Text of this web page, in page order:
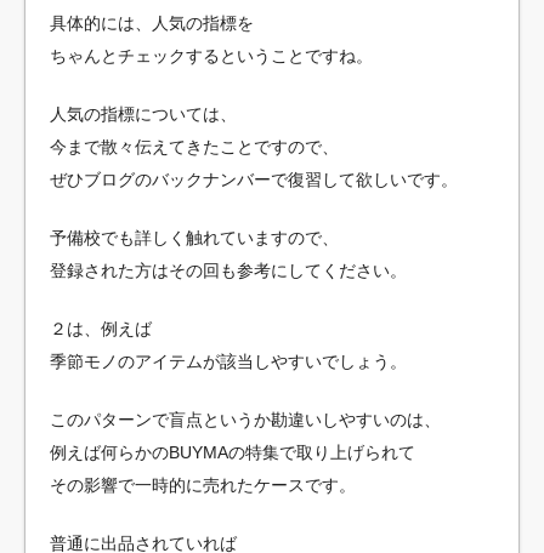
具体的には、人気の指標を
ちゃんとチェックするということですね。
人気の指標については、
今まで散々伝えてきたことですので、
ぜひブログのバックナンバーで復習して欲しいです。
予備校でも詳しく触れていますので、
登録された方はその回も参考にしてください。
２は、例えば
季節モノのアイテムが該当しやすいでしょう。
このパターンで盲点というか勘違いしやすいのは、
例えば何らかのBUYMAの特集で取り上げられて
その影響で一時的に売れたケースです。
普通に出品されていれば